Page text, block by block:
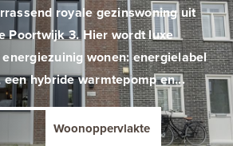
royale gezinswoning uit
Poortwijk 3. Hier wordt luxe
wonen: energielabel
een hybride warmtepomp en...
Woonoppervlakte